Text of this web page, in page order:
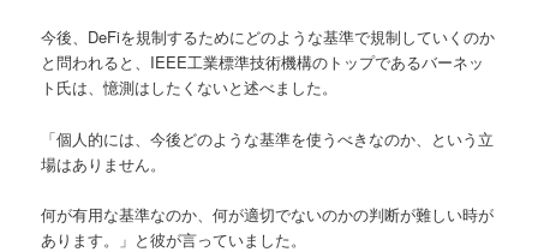
今後、DeFiを規制するためにどのような基準で規制していくのか
と問われると、IEEE工業標準技術機構のトップであるバーネッ
ト氏は、憶測はしたくないと述べました。
「個人的には、今後どのような基準を使うべきなのか、という立
場はありません。
何が有用な基準なのか、何が適切でないのかの判断が難しい時が
あります。」と彼が言っていました。